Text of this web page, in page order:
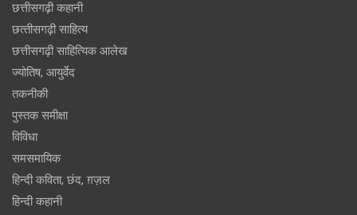
छत्तीसगढ़ी कहानी
छत्‍तीसगढ़ी साहित्‍य
छत्तीसगढ़ी साहित्यिक आलेख
ज्योतिष, आयुर्वेद
तकनीकी
पुस्‍तक समीक्षा
विविधा
समसमायिक
हिन्दी कविता, छंद, ग़ज़ल
हिन्दी कहानी